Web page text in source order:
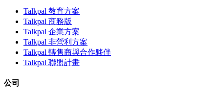
Talkpal 教育方案
Talkpal 商務版
Talkpal 企業方案
Talkpal 非營利方案
Talkpal 轉售商與合作夥伴
Talkpal 聯盟計畫
公司